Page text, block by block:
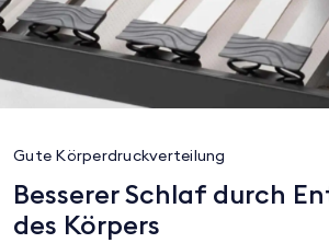
Gute Körperdruckverteilung
Besserer Schlaf durch
des Körpers